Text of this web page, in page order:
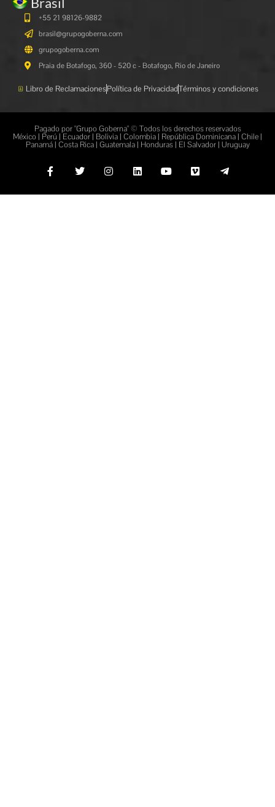
+55 21 98126-9882
brasil@grupogoberna.com
grupogoberna.com
Praia de Botafogo, 360 - 520 c - Botafogo, Rio de Janeiro
Libro de ReclamacionesPolítica de PrivacidadTérminos y condiciones
Pagado por "Grupo Goberna" © Todos los derechos reservados
México | Perú | Ecuador | Bolivia | Colombia | República Dominicana | Chile |
Panamá | Costa Rica | Guatemala | Honduras | El Salvador | Uruguay